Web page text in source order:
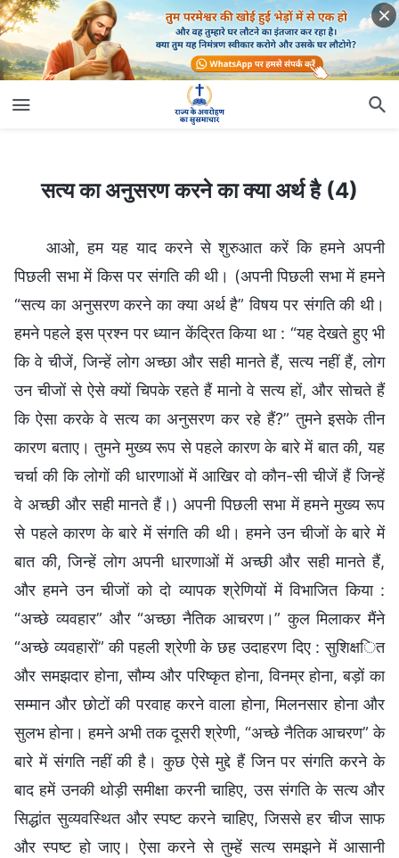
सत्य का अनुसरण करने का क्या अर्थ है (4)
सत्य का अनुसरण करने का क्या अर्थ है (4)
आओ, हम यह याद करने से शुरुआत करें कि हमने अपनी
पिछली सभा में किस पर संगति की थी। (अपनी पिछली सभा में हमने
“सत्य का अनुसरण करने का क्या अर्थ है” विषय पर संगति की थी।
हमने पहले इस प्रश्न पर ध्यान केंद्रित किया था : “यह देखते हुए भी
कि वे चीजें, जिन्हें लोग अच्छा और सही मानते हैं, सत्य नहीं हैं, लोग
उन चीजों से ऐसे क्यों चिपके रहते हैं मानो वे सत्य हों, और सोचते हैं
कि ऐसा करके वे सत्य का अनुसरण कर रहे हैं?” तुमने इसके तीन
कारण बताए। तुमने मुख्य रूप से पहले कारण के बारे में बात की, यह
चर्चा की कि लोगों की धारणाओं में आखिर वो कौन-सी चीजें हैं जिन्हें
वे अच्छी और सही मानते हैं।) अपनी पिछली सभा में हमने मुख्य रूप
से पहले कारण के बारे में संगति की थी। हमने उन चीजों के बारे में
बात की, जिन्हें लोग अपनी धारणाओं में अच्छी और सही मानते हैं,
और हमने उन चीजों को दो व्यापक श्रेणियों में विभाजित किया :
“अच्छे व्यवहार” और “अच्छा नैतिक आचरण।” कुल मिलाकर मैंने
“अच्छे व्यवहारों” की पहली श्रेणी के छह उदाहरण दिए : सुशिक्षित
और समझदार होना, सौम्य और परिष्कृत होना, विनम्र होना, बड़ों का
सम्मान और छोटों की परवाह करने वाला होना, मिलनसार होना और
सुलभ होना। हमने अभी तक दूसरी श्रेणी, “अच्छे नैतिक आचरण” के
बारे में संगति नहीं की है। कुछ ऐसे मुद्दे हैं जिन पर संगति करने के
बाद हमें उनकी थोड़ी समीक्षा करनी चाहिए, उस संगति के सत्य और
सिद्धांत सुव्यवस्थित और स्पष्ट करने चाहिए, जिससे हर चीज साफ
और स्पष्ट हो जाए। ऐसा करने से तुम्हें सत्य समझने में आसानी